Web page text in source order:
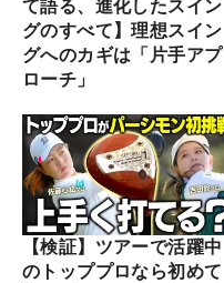
て語る、進化したスイン
グのすべて】理想スイン
グへのカギは「片手アプ
ローチ」
【検証】ツアーで活躍中
のトッププロなら初めて